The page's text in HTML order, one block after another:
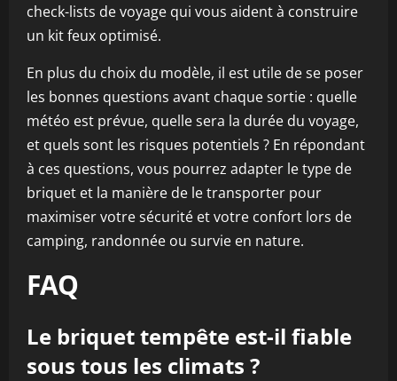
check-lists de voyage qui vous aident à construire
un kit feux optimisé.
En plus du choix du modèle, il est utile de se poser
les bonnes questions avant chaque sortie : quelle
météo est prévue, quelle sera la durée du voyage,
et quels sont les risques potentiels ? En répondant
à ces questions, vous pourrez adapter le type de
briquet et la manière de le transporter pour
maximiser votre sécurité et votre confort lors de
camping, randonnée ou survie en nature.
FAQ
Le briquet tempête est-il fiable
sous tous les climats ?